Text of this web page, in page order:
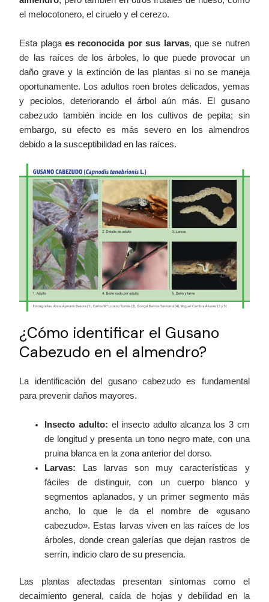
el melocotonero, el ciruelo y el cerezo.
Esta plagaes reconocida por sus larvas, que se nutren
de las raíces de los árboles, lo que puede provocar un
daño grave y la extinción de las plantas si no se maneja
oportunamente. Los adultos roen brotes delicados, yemas
y peciolos, deteriorando el árbol aún más. El gusano
cabezudo también incide en los cultivos de pepita; sin
embargo, su efecto es más severo en los almendros
debido a la susceptibilidad en las raíces.
¿Cómo identificar el Gusano
Cabezudo en el almendro?
La identificación del gusano cabezudo es fundamental
para prevenir daños mayores.
Insecto adulto: el insecto adulto alcanza los 3 cm
de longitud y presenta un tono negro mate, con una
pruina blanca en la zona anterior del dorso.
Larvas: Las larvas son muy características y
fáciles de distinguir, con un cuerpo blanco y
segmentos aplanados, y un primer segmento más
ancho, lo que le da el nombre de «gusano
cabezudo». Estas larvas viven en las raíces de los
árboles, donde crean galerías que dejan rastros de
serrín, indicio claro de su presencia.
Las plantas afectadas presentan síntomas como el
decaimiento general, caída de hojas y debilidad en la